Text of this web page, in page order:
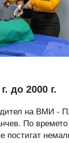
до 2000 г.
на ВМИ -
По времето
постигат